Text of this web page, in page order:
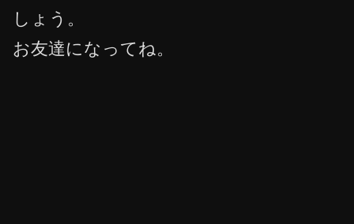
しょう。
お友達になってね。